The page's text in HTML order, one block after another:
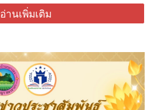
อ่านเพิ่มเติม